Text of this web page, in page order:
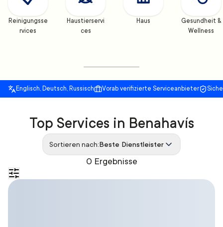
Reinigungsse
rvices
Haustierservi
ces
Haus
Gesundheit &
Wellness
Englisch, Deutsch, Russisch Vorab verifizierte Serviceanbieter
0 Ergebnisse
Top Services in Benahavís
Sortieren nach:Beste Dienstleister